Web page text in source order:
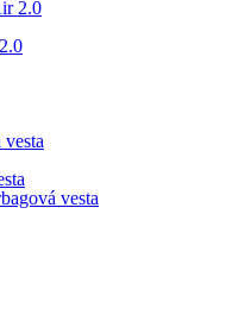
vesta